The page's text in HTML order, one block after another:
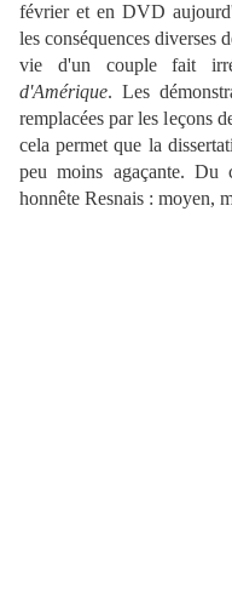
février et en DVD
les conséquences diverses
vie d'un couple fait
d'Amérique. Les
remplacées par les leçons
cela permet que la
peu moins agaçante.
honnête Resnais : moyen,